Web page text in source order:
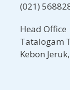
(021)
Head Office
Tatalogam
Kebon